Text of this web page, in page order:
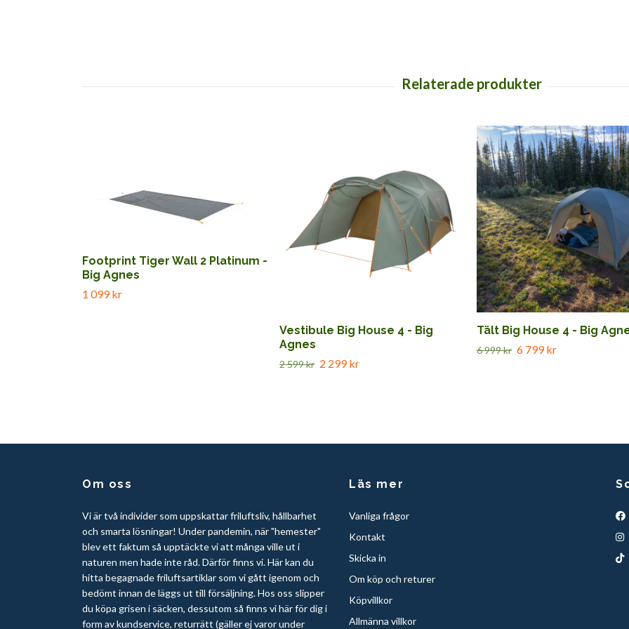
Footprint Tiger Wall 2 Platinum -
Big Agnes
1 099 kr
Vestibule Big House 4 - Big
Agnes
2 599 kr 2 299 kr
Tält Big House 4 - Big
6 999 kr 6 799 kr
Om oss
Vi är två individer som uppskattar friluftsliv, hållbarhet
och smarta lösningar! Under pandemin, när "hemester"
blev ett faktum så upptäckte vi att många ville ut i
naturen men hade inte råd. Därför finns vi. Här kan du
hitta begagnade friluftsartiklar som vi gått igenom och
bedömt innan de läggs ut till försäljning. Hos oss slipper
du köpa grisen i säcken, dessutom så finns vi här för dig i
form av kundservice, returrätt (gäller ej varor under
Läs mer
Vanliga frågor
Kontakt
Skicka in
Om köp och returer
Köpvillkor
Allmänna villkor